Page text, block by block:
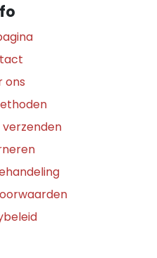
ons
verzenden